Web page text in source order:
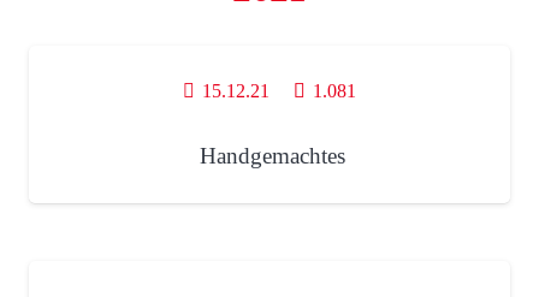
15.12.21 1.081
Handgemachtes